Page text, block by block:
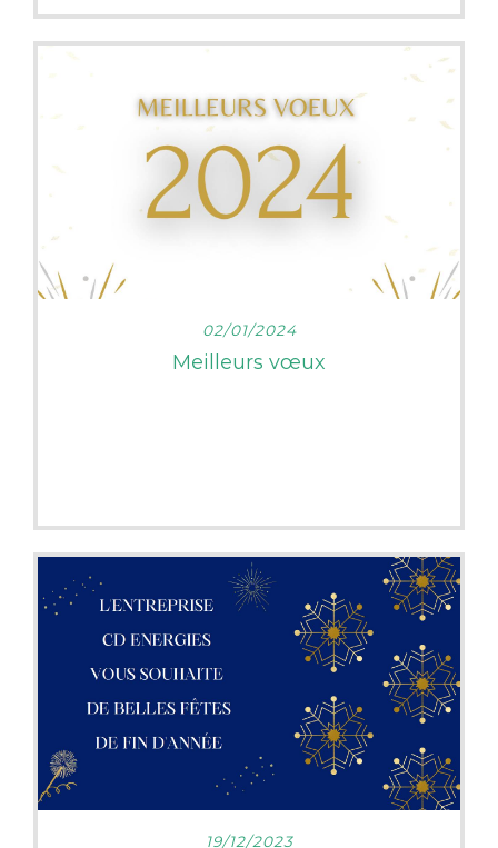
chez vous et vous voulez vous raccordez !!!
Profitez du Mois du Gaz organisé du 1
30 avril le branchement au réseau de gaz
vous est offert.
Nous somme Professionnel du Gaz en
partenariat avec GRDF, pour lancer votre
projet de changement de chauffage et faire
02/01/2024
Meilleurs vœux
LIRE PLUS
19/12/2023
LIRE PLUS